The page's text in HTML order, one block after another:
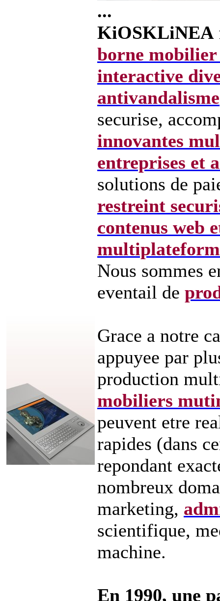
...
KiOSKLiNEA
borne
interactive
antivandalisme
securise,
innovantes
entreprises et
solutions de
restreint
contenus web
Nous sommes
eventail de
Grace a notre
appuyee par
production
mobiliers
peuvent etre
rapides (dans
repondant
nombreux
marketing,
scientifique,
machine.
En 1990, une